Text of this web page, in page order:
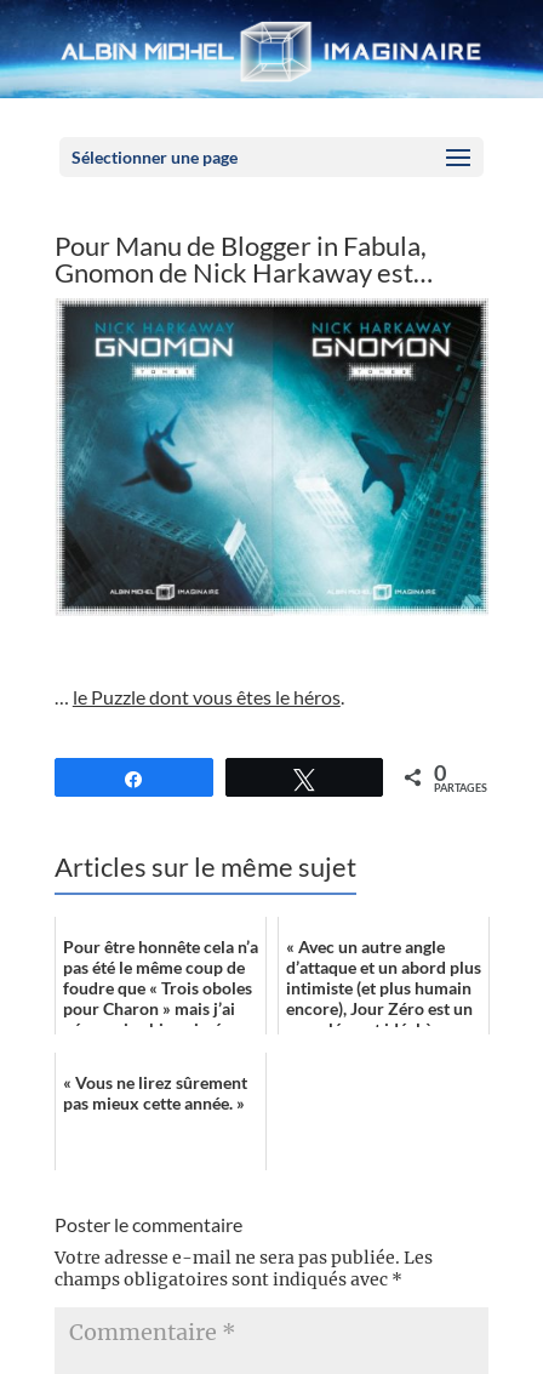
Sélectionner une page
Pour Manu de Blogger in Fabula,
Gnomon de Nick Harkaway est…
… le Puzzle dont vous êtes le héros.
0
PARTAGES
Articles sur le même sujet
Pour être honnête cela n’a
pas été le même coup de
foudre que « Trois oboles
pour Charon » mais j’ai
néanmoins bien aimé
« Avec un autre angle
d’attaque et un abord plus
intimiste (et plus humain
encore), Jour Zéro est un
complément idéal à ceux
« Vous ne lirez sûrement
pas mieux cette année. »
Poster le commentaire
Votre adresse e-mail ne sera pas publiée. Les
champs obligatoires sont indiqués avec *
Panneau de gestion des cookies